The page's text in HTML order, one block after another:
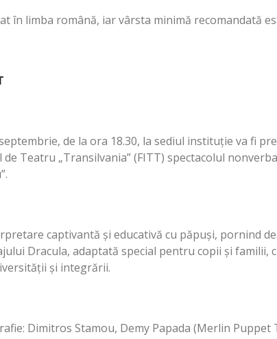
în limba română, iar vârsta minimă recomandată
de la ora 18.30, la sediul instituție va fi
Teatru „Transilvania” (FITT) spectacolul
captivantă și educativă cu păpuși, pornind
Dracula, adaptată special pentru copii și familii,
și integrării.
Dimitros Stamou, Demy Papada (Merlin Puppet